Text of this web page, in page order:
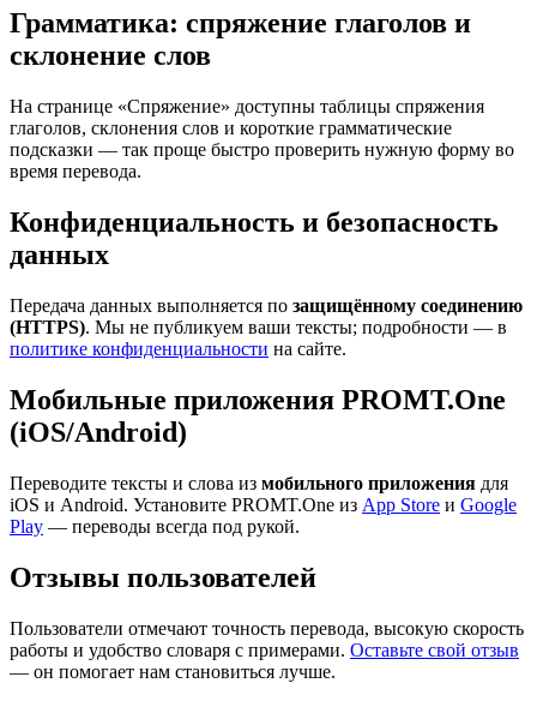
Грамматика: спряжение глаголов и
склонение слов
На странице «Спряжение» доступны таблицы спряжения
глаголов, склонения слов и короткие грамматические
подсказки — так проще быстро проверить нужную форму во
время перевода.
Конфиденциальность и безопасность
данных
Передача данных выполняется по защищённому соединению
(HTTPS). Мы не публикуем ваши тексты; подробности — в
политике конфиденциальности на сайте.
Мобильные приложения PROMT.One
(iOS/Android)
Переводите тексты и слова из мобильного приложения для
iOS и Android. Установите PROMT.One из App Store и Google
Play — переводы всегда под рукой.
Отзывы пользователей
Пользователи отмечают точность перевода, высокую скорость
работы и удобство словаря с примерами. Оставьте свой отзыв
— он помогает нам становиться лучше.